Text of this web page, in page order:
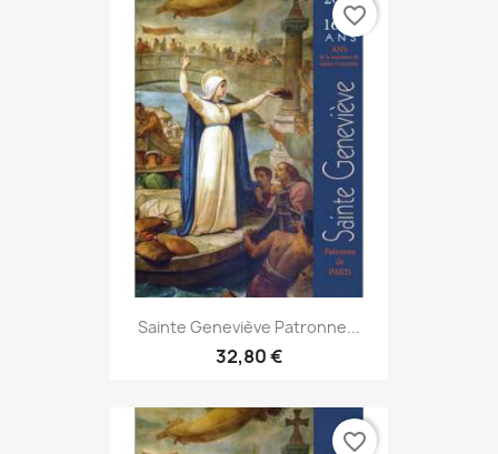
Sainte Geneviève Patronne...
32,80 €
favorite_border
favorite_border